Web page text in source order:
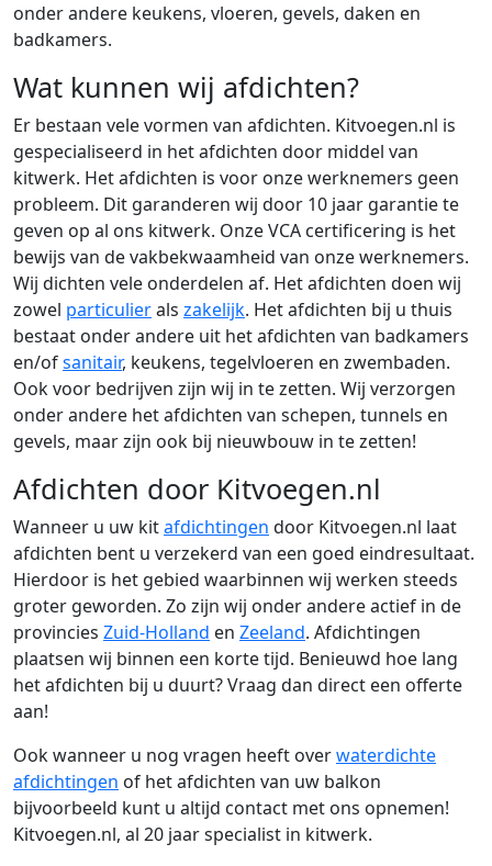
onder andere keukens, vloeren, gevels, daken en
badkamers.
Wat kunnen wij afdichten?
Er bestaan vele vormen van afdichten. Kitvoegen.nl is
gespecialiseerd in het afdichten door middel van
kitwerk. Het afdichten is voor onze werknemers geen
probleem. Dit garanderen wij door 10 jaar garantie te
geven op al ons kitwerk. Onze VCA certificering is het
bewijs van de vakbekwaamheid van onze werknemers.
Wij dichten vele onderdelen af. Het afdichten doen wij
zowel particulierals zakelijk. Het afdichten bij u thuis
bestaat onder andere uit het afdichten van badkamers
en/ofsanitair, keukens, tegelvloeren en zwembaden.
Ook voor bedrijven zijn wij in te zetten. Wij verzorgen
onder andere het afdichten van schepen, tunnels en
gevels, maar zijn ook bij nieuwbouw in te zetten!
Afdichten door Kitvoegen.nl
Wanneer u uw kitafdichtingen door Kitvoegen.nl laat
afdichten bent u verzekerd van een goed eindresultaat.
Hierdoor is het gebied waarbinnen wij werken steeds
groter geworden. Zo zijn wij onder andere actief in de
provincies Zuid-Holland en Zeeland. Afdichtingen
plaatsen wij binnen een korte tijd. Benieuwd hoe lang
het afdichten bij u duurt? Vraag dan direct een offerte
aan!
Ook wanneer u nog vragen heeft overwaterdichte
afdichtingen of het afdichten van uw balkon
bijvoorbeeld kunt u altijd contact met ons opnemen!
Kitvoegen.nl, al 20 jaar specialist in kitwerk.